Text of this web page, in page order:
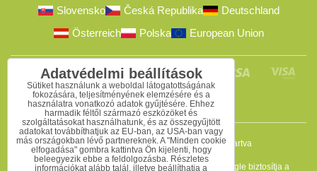
Slovensko Česká Republika
Deutschland
Österreich
Polska European Union
2009-2026 © Bomba s.r.o. Minden jog fenntartva
Ez az oldal reCAPTCHA programmal védett, és a Google biztosítja a
Adatvédelmi beállítások
Sütiket használunk a weboldal látogatottságának
fokozására, teljesítményének elemzésére és a
használatra vonatkozó adatok gyűjtésére. Ehhez
harmadik féltől származó eszközöket és
szolgáltatásokat használhatunk, és az összegyűjtött
adatokat továbbíthatjuk az EU-ban, az USA-ban vagy
más országokban lévő partnereknek. A "Minden cookie
elfogadása" gombra kattintva Ön kijelenti, hogy
beleegyezik ebbe a feldolgozásba. Részletes
információkat alább talál, illetve beállíthatja a